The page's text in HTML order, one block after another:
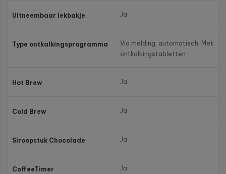
Uitneembaar lekbakje Ja
Type ontkalkingsprogramma
Via melding, automatisch. Met
ontkalkingstabletten
Hot Brew Ja
Cold Brew Ja
Siroopstuk Chocolade Ja
CoffeeTimer Ja